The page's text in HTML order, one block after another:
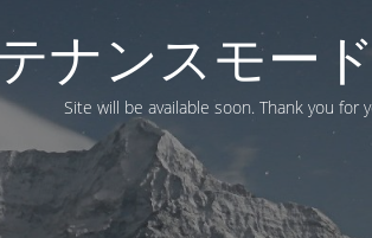
ナンスモー
Site will be available soon. Thank you for